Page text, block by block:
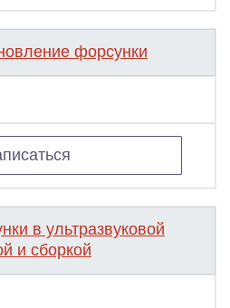
форсунки
в ультразвуковой
и сборкой